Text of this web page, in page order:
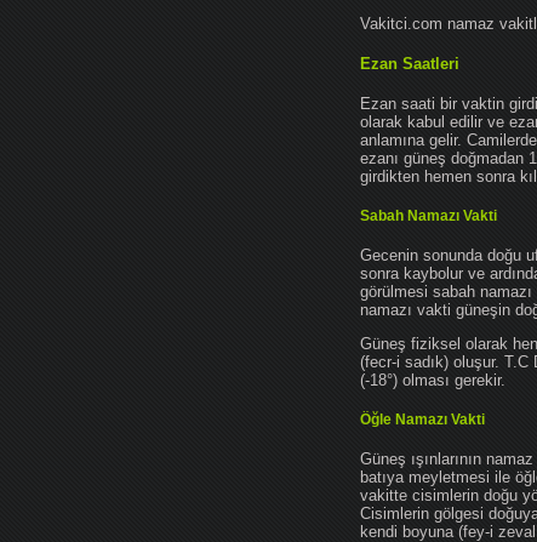
Vakitci.com namaz
Ezan Saatleri
Ezan saati bir vaktin
olarak kabul edilir ve
anlamına gelir.
ezanı güneş doğmadan
girdikten hemen sonra
Sabah Namazı Vakti
Gecenin sonunda doğu
sonra kaybolur ve
görülmesi sabah
namazı vakti güneşin
Güneş fiziksel olarak
(fecr-i sadık) oluşur. T.C
(-18°) olması gerekir.
Öğle Namazı Vakti
Güneş ışınlarının
batıya meyletmesi ile
vakitte cisimlerin doğu
Cisimlerin gölgesi
kendi boyuna (fey-i